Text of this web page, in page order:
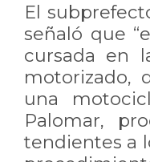
El
señaló que
cursada en
motorizado,
una
Palomar,
tendientes a